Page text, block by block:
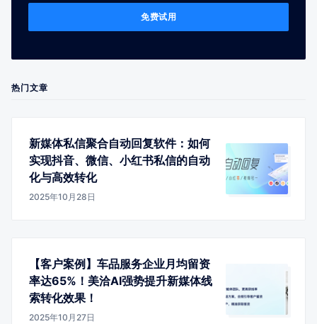
免费试用
热门文章
新媒体私信聚合自动回复软件：如何
实现抖音、微信、小红书私信的自动
化与高效转化
2025年10月28日
【客户案例】车品服务企业月均留资
率达65%！美洽AI强势提升新媒体线
索转化效果！
2025年10月27日